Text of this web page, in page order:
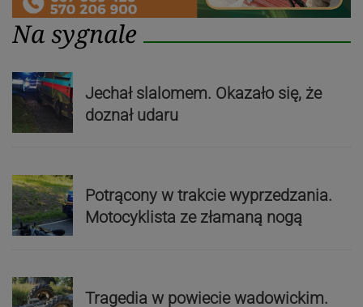
Na sygnale
Jechał slalomem. Okazało się, że
doznał udaru
Potrącony w trakcie wyprzedzania.
Motocyklista ze złamaną nogą
Tragedia w powiecie wadowickim.